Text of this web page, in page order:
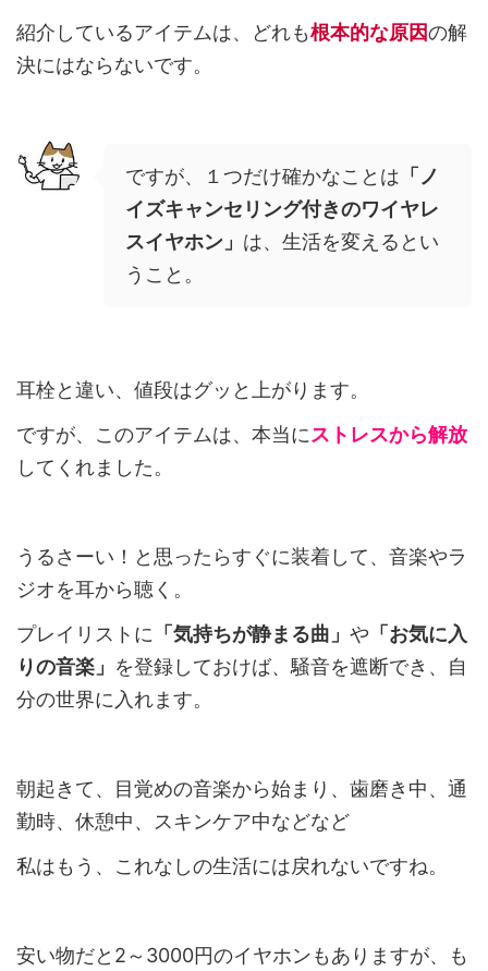
紹介しているアイテムは、どれも根本的な原因の解
決にはならないです。
ですが、１つだけ確かなことは 「ノ
イズキャンセリング付きのワイヤレ
スイヤホン」 は、生活を変えるとい
うこと。
耳栓と違い、値段はグッと上がります。
ですが、このアイテムは、本当にストレスから解放
してくれました。
うるさーい！と思ったらすぐに装着して、音楽やラ
ジオを耳から聴く。
プレイリストに 「気持ちが静まる曲」 や 「お気に入
りの音楽」 を登録しておけば、騒音を遮断でき、自
分の世界に入れます。
朝起きて、目覚めの音楽から始まり、歯磨き中、通
勤時、休憩中、スキンケア中などなど
私はもう、これなしの生活には戻れないですね。
安い物だと2～3000円のイヤホンもありますが、も